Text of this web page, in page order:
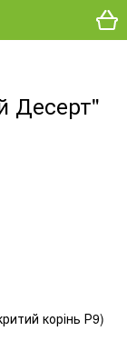
Десерт"